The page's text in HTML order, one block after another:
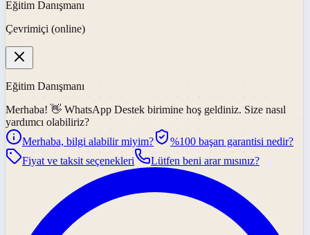
Eğitim Danışmanı
Çevrimiçi (online)
Eğitim Danışmanı
Merhaba! 👋 WhatsApp Destek birimine hoş geldiniz. Size nasıl
yardımcı olabiliriz?
Merhaba, bilgi alabilir miyim?
%100 başarı garantisi nedir?
Fiyat ve taksit seçenekleri
Lütfen beni arar mısınız?